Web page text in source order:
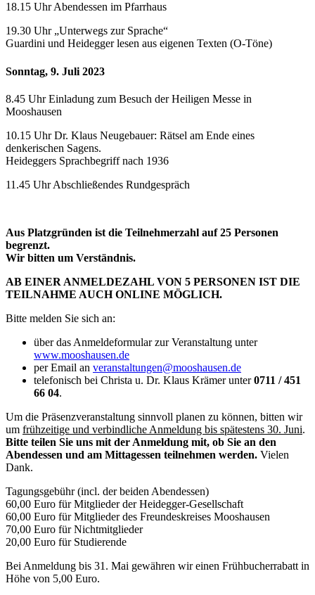
18.15 Uhr Abendessen im Pfarrhaus
19.30 Uhr „Unterwegs zur Sprache“
Guardini und Heidegger lesen aus eigenen Texten (O-Töne)
Sonntag, 9. Juli 2023
8.45 Uhr Einladung zum Besuch der Heiligen Messe in
Mooshausen
10.15 Uhr Dr. Klaus Neugebauer: Rätsel am Ende eines
denkerischen Sagens.
Heideggers Sprachbegriff nach 1936
11.45 Uhr Abschließendes Rundgespräch
Aus Platzgründen ist die Teilnehmerzahl auf 25 Personen
begrenzt.
Wir bitten um Verständnis.
AB EINER ANMELDEZAHL VON 5 PERSONEN IST DIE
TEILNAHME AUCH ONLINE MÖGLICH.
Bitte melden Sie sich an:
über das Anmeldeformular zur Veranstaltung unter
www.mooshausen.de
per Email an veranstaltungen@mooshausen.de
telefonisch bei Christa u. Dr. Klaus Krämer unter0711 / 451
66 04.
Um die Präsenzveranstaltung sinnvoll planen zu können, bitten wir
um frühzeitige und verbindliche Anmeldung bis spätestens 30. Juni.
Bitte teilen Sie uns mit der Anmeldung mit, ob Sie an den
Abendessen und am Mittagessen teilnehmen werden. Vielen
Dank.
Tagungsgebühr (incl. der beiden Abendessen)
60,00 Euro für Mitglieder der Heidegger-Gesellschaft
60,00 Euro für Mitglieder des Freundeskreises Mooshausen
70,00 Euro für Nichtmitglieder
20,00 Euro für Studierende
Bei Anmeldung bis 31. Mai gewähren wir einen Frühbucherrabatt in
Höhe von 5,00 Euro.